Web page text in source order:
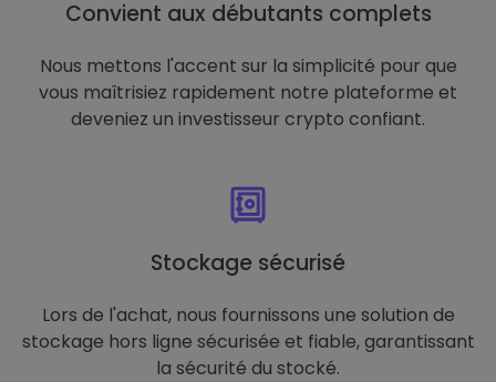
Convient aux débutants complets
Nous mettons l'accent sur la simplicité pour que
vous maîtrisiez rapidement notre plateforme et
deveniez un investisseur crypto confiant.
Stockage sécurisé
Lors de l'achat, nous fournissons une solution de
stockage hors ligne sécurisée et fiable, garantissant
la sécurité du stocké.